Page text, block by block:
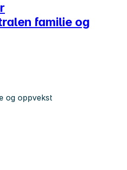
familie og
og oppvekst